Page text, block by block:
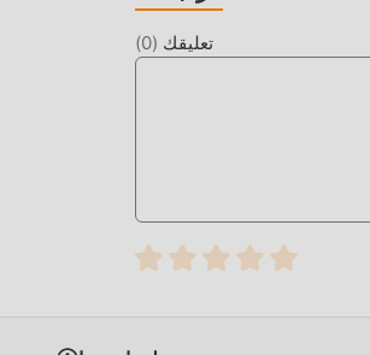
تعليقك (
0
)